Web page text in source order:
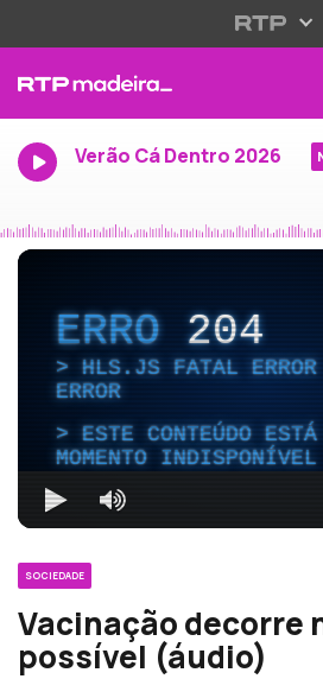
Verão Cá Dentro 2026
ERRO204
HLS.JS FATAL ERROR
ERROR
ESTE CONTEÚDO
MOMENTO INDISPONÍVEL
SOCIEDADE
Vacinação decorre
possível (áudio)